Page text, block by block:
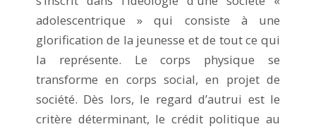
adolescentrique » qui consiste à une
glorification de la jeunesse et de tout ce qui
la représente. Le corps physique se
transforme en corps social, en projet de
société. Dès lors, le regard d’autrui est le
critère déterminant, le crédit politique au